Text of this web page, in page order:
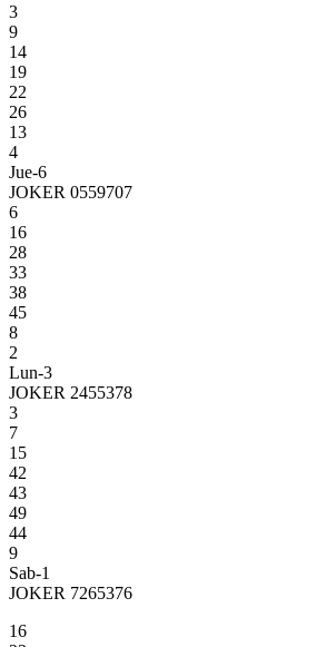
3
9
14
19
22
26
13
4
Jue-6
JOKER 0559707
6
16
28
33
38
45
8
2
Lun-3
JOKER 2455378
3
7
15
42
43
49
44
9
Sab-1
JOKER 7265376
16